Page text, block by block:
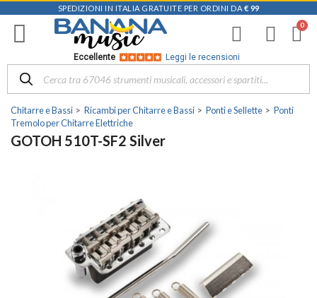
SPEDIZIONI IN ITALIA GRATUITE PER ORDINI DA € 99
Eccellente Leggi le recensioni
Chitarre e Bassi Ricambi per Chitarre e Bassi Ponti e Sellette
Ponti
Tremolo per Chitarre Elettriche
GOTOH 510T-SF2 Silver